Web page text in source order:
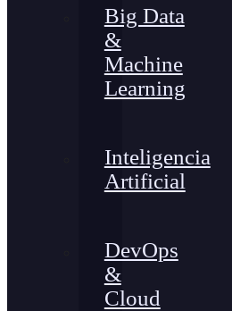
Big Data
&
Machine
Learning
Inteligencia
Artificial
DevOps
&
Cloud